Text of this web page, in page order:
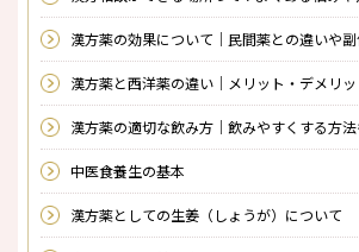
漢方薬の効果について｜民間薬との違いや
漢方薬と西洋薬の違い｜メリット・デメリ
漢方薬の適切な飲み方｜飲みやすくする方法
中医食養生の基本
漢方薬としての生姜（しょうが）について